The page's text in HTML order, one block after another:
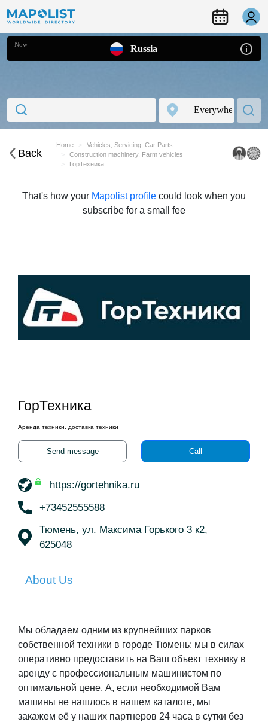
Now Russia
Back
Home
Vehicles, Servicing, Car Parts
Construction machinery, Farm vehicles
ГорТехника
That's how your Mapolist profile could look when you
subscribe for a small fee
ГорТехника
Аренда техники, доставка техники
Send message Call
https://gortehnika.ru
+73452555588
Тюмень, ул. Максима Горького 3 к2,
625048
About Us
Мы обладаем одним из крупнейших парков
собственной техники в городе Тюмень: мы в силах
оперативно предоставить на Ваш объект технику в
аренду с профессиональным машинистом по
оптимальной цене. А, если необходимой Вам
машины не нашлось в нашем каталоге, мы
закажем её у наших партнеров 24 часа в сутки без